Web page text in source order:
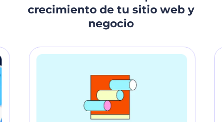
tu presencia en línea en poco tiempo!
crecimiento de tu sitio web y
negocio